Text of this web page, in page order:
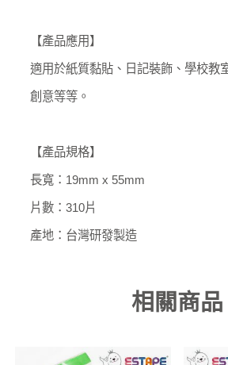
【產品應用】
適用於紙質黏貼、日記裝飾、學校教
創意等等。
【產品規格】
長寬：19mm x 55mm
片數：310片
產地：台灣研發製造
相關商品